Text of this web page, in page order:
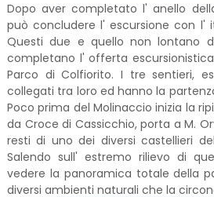
Dopo aver completato l' anello
può concludere l' escursione con l'
Questi due e quello non lontano
completano l' offerta
Parco di Colfiorito. I tre sentieri,
collegati tra loro ed hanno la
Poco prima del Molinaccio inizia la
da Croce di Cassicchio, porta a M.
resti di uno dei diversi castellieri
Salendo sull' estremo rilievo di
vedere la panoramica totale della
diversi ambienti naturali che la